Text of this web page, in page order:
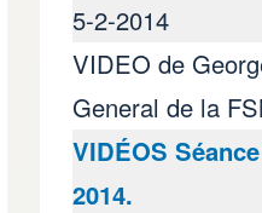
5-2-2014
VIDEO de
General de la
VIDÉOS
2014.